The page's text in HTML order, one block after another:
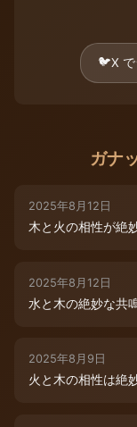
🐦X
ガナ
2025年8月12日
木と火の相性が絶
2025年8月12日
水と木の絶妙な共
2025年8月9日
火と木の相性は絶